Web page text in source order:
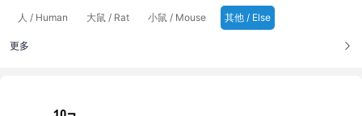
人 / Human
大鼠 / Rat 小鼠 / Mouse 其他 / Else
更多